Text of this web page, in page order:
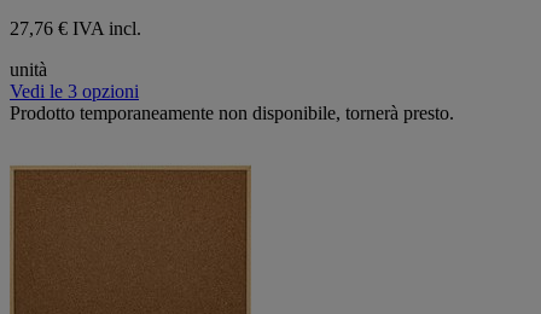
27,76 € IVA incl.
unità
Vedi le 3 opzioni
Prodotto temporaneamente non disponibile, tornerà presto.